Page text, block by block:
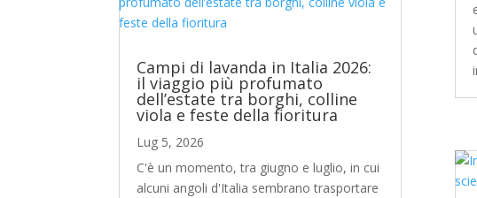
Campi di lavanda in Italia 2026:
il viaggio più profumato
dell’estate tra borghi, colline
viola e feste della fioritura
Lug 5, 2026
C'è un momento, tra giugno e luglio, in cui
alcuni angoli d'Italia sembrano trasportare